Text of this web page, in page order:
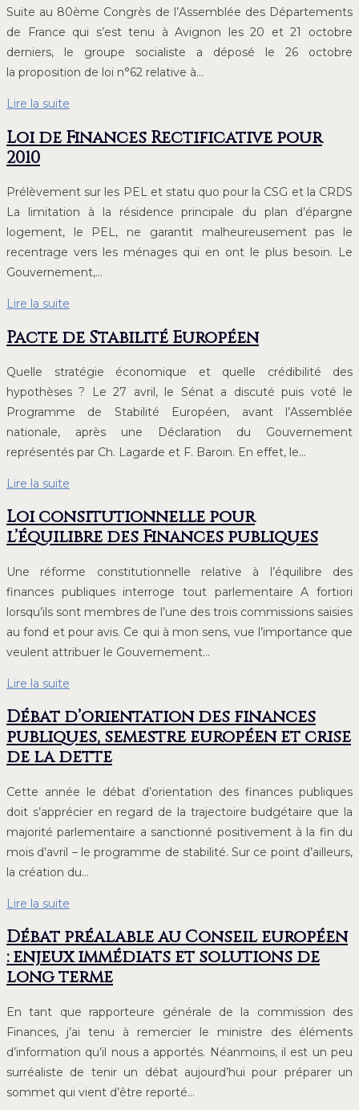
Suite au 80ème Congrès de l’Assemblée des Départements
de France qui s’est tenu à Avignon les 20 et 21 octobre
derniers, le groupe socialiste a déposé le 26 octobre
la proposition de loi n°62 relative à…
Lire la suite
Loi de Finances Rectificative pour
2010
Prélèvement sur les PEL et statu quo pour la CSG et la CRDS
La limitation à la résidence principale du plan d’épargne
logement, le PEL, ne garantit malheureusement pas le
recentrage vers les ménages qui en ont le plus besoin. Le
Gouvernement,…
Lire la suite
Pacte de Stabilité Européen
Quelle stratégie économique et quelle crédibilité des
hypothèses ? Le 27 avril, le Sénat a discuté puis voté le
Programme de Stabilité Européen, avant l’Assemblée
nationale, après une Déclaration du Gouvernement
représentés par Ch. Lagarde et F. Baroin. En effet, le…
Lire la suite
Loi consitutionnelle pour
l’équilibre des Finances publiques
Une réforme constitutionnelle relative à l’équilibre des
finances publiques interroge tout parlementaire A fortiori
lorsqu’ils sont membres de l’une des trois commissions saisies
au fond et pour avis. Ce qui à mon sens, vue l’importance que
veulent attribuer le Gouvernement…
Lire la suite
Débat d’orientation des finances
publiques, semestre européen et crise
de la dette
Cette année le débat d’orientation des finances publiques
doit s’apprécier en regard de la trajectoire budgétaire que la
majorité parlementaire a sanctionné positivement à la fin du
mois d’avril – le programme de stabilité. Sur ce point d’ailleurs,
la création du…
Lire la suite
Débat préalable au Conseil européen
: enjeux immédiats et solutions de
long terme
En tant que rapporteure générale de la commission des
Finances, j’ai tenu à remercier le ministre des éléments
d’information qu’il nous a apportés. Néanmoins, il est un peu
surréaliste de tenir un débat aujourd’hui pour préparer un
sommet qui vient d’être reporté…